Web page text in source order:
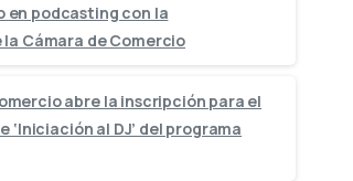
en podcasting con la
Cámara de Comercio
abre la inscripción para el
‘Iniciación al DJ’ del programa